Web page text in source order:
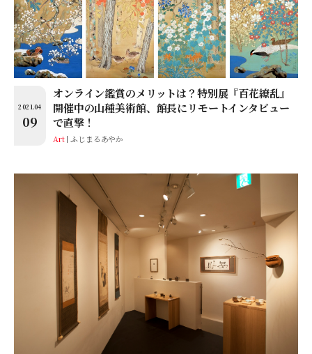
2021.04
09
オンライン鑑賞のメリットは？特別展『百花繚乱』
開催中の山種美術館、館長にリモートインタビュー
で直撃！
Art ふじまるあやか